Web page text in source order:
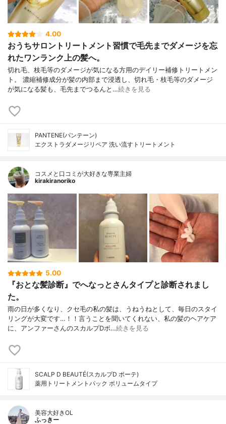
4.00
おうちサロントリートメント習慣で毛先までダメージを忘
れたワンランク上の髪へ。
切れ毛、枝毛等のダメージが気になる方用のデイリー補修トリートメン
ト。 濃縮補修成分が髪の内部まで浸透し、切れ毛・枝毛等のダメージ
が気になる髪も、毛先までつるんと…続きを見る
PANTENE(パンテーン)
エクストラダメージリペア 洗い流すトリートメント
コスメと口コミが大好きな専業主婦
kirakiranoriko
5.00
『おとな髪診断』でへなっとさんタイプと診断されまし
た。
雨の日が多くなり、クセ毛の私の髪は、うねうねとして、毎日のスタイ
リングが大変です…！！言うことを聞いてくれない、私の髪のヘアケア
に、アンファーさんのスカルプDボ…続きを見る
SCALP D BEAUTÉ(スカルプD ボーテ)
薬用トリートメントパック ボリュームタイプ
美容大好きOL
ふっきー